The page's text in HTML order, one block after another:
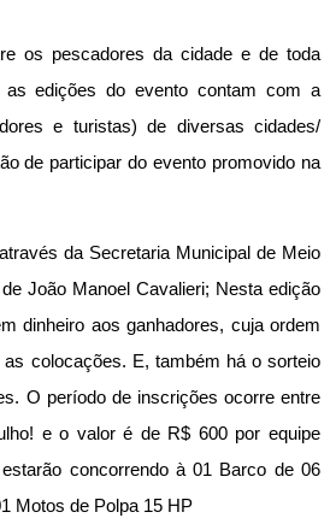
os pescadores da cidade e de toda
as edições do evento contam com a
e turistas) de diversas cidades/
de participar do evento promovido na
da Secretaria Municipal de Meio
João Manoel Cavalieri; Nesta edição
dinheiro aos ganhadores, cuja ordem
colocações. E, também há o sorteio
O período de inscrições ocorre entre
e o valor é de R$ 600 por equipe
concorrendo à 01 Barco de 06
Motos de Polpa 15 HP